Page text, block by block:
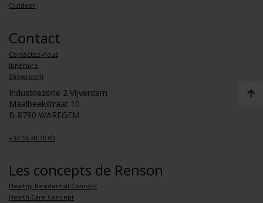
Outdoor
Contact
Contactez-nous
Itinéraire
Showroom
Industriezone 2 Vijverdam
Maalbeekstraat 10
B-8790 WAREGEM
+32 56 30 30 00
Les concepts de Renson
Healthy Residential Concept
Health Care Concept